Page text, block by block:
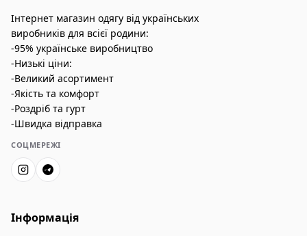
Інтернет магазин одягу від українських
виробників для всієї родини:
-95% українське виробництво
-Низькі ціни:
-Великий асортимент
-Якість та комфорт
-Роздріб та гурт
-Швидка відправка
СОЦМЕРЕЖІ
Інформація